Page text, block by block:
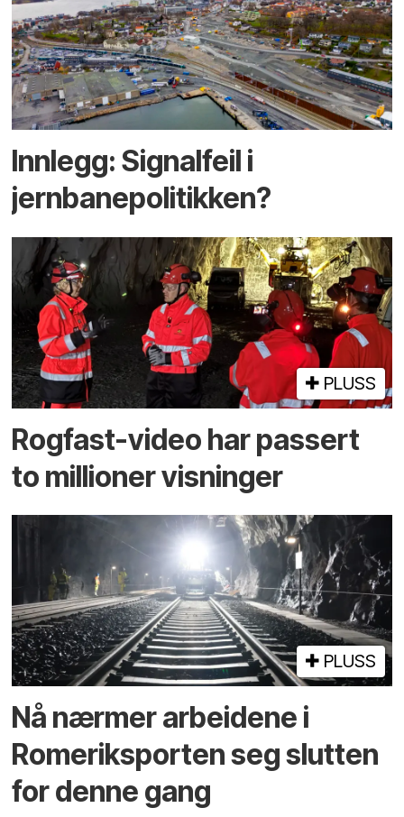
Innlegg: Signalfeil i
jernbanepolitikken?
PLUSS
Rogfast-video har passert
to millioner visninger
PLUSS
Nå nærmer arbeidene i
Romeriksporten seg slutten
for denne gang